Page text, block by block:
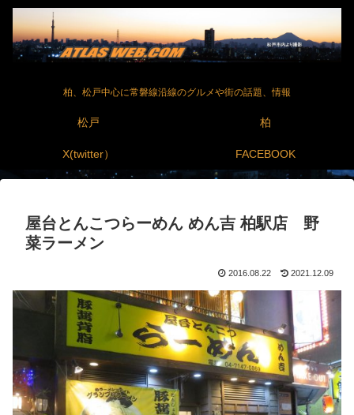
柏、松戸中心に常磐線沿線のグルメや街の話題、情報
松戸 柏
X(twitter） FACEBOOK
屋台とんこつらーめん めん吉 柏駅店 野
菜ラーメン
2016.08.22 2021.12.09